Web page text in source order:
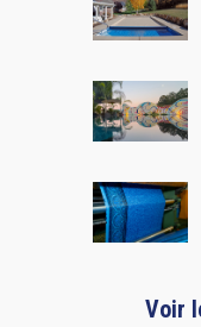
Voir